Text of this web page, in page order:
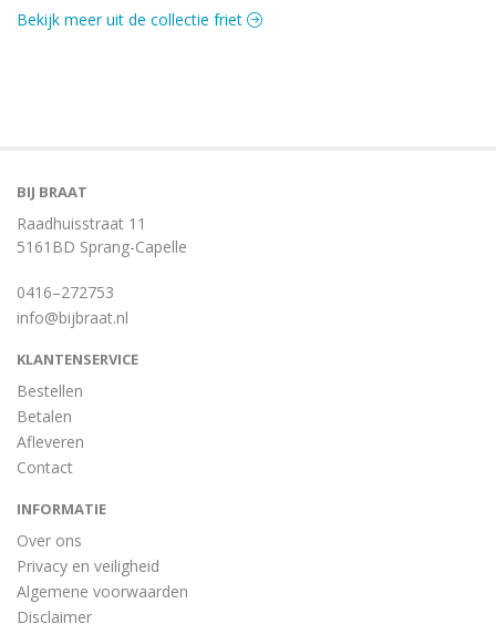
Bekijk meer uit de collectie friet
BIJ BRAAT
Raadhuisstraat 11
5161BD Sprang-Capelle
0416–272753
info@bijbraat.nl
KLANTENSERVICE
Bestellen
Betalen
Afleveren
Contact
INFORMATIE
Over ons
Privacy en veiligheid
Algemene voorwaarden
Disclaimer